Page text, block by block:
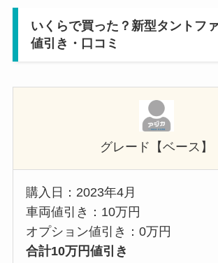
いくらで買った？ 新型タントフ
値引き・口コミ
グレード【ベース】
購入日：2023年4月
車両値引き：10万円
オプション値引き：0万円
合計10万円値引き